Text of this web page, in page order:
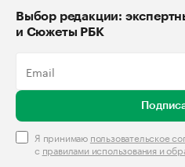
Выбор редакции:
и Сюжеты РБК
Я принимаю пользовательское
с правилами использования и